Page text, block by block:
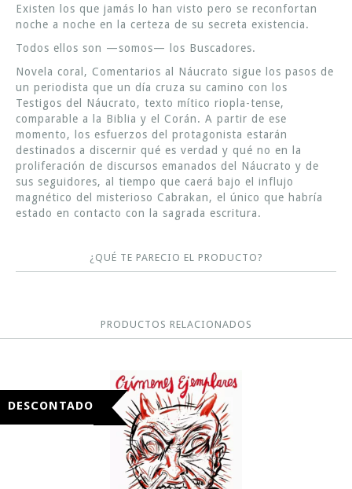
Existen los que jamás lo han visto pero se reconfortan
noche a noche en la certeza de su secreta existencia.
Todos ellos son —somos— los Buscadores.
Novela coral, Comentarios al Náucrato sigue los pasos de
un periodista que un día cruza su camino con los
Testigos del Náucrato, texto mítico riopla-tense,
comparable a la Biblia y el Corán. A partir de ese
momento, los esfuerzos del protagonista estarán
destinados a discernir qué es verdad y qué no en la
proliferación de discursos emanados del Náucrato y de
sus seguidores, al tiempo que caerá bajo el influjo
magnético del misterioso Cabrakan, el único que habría
estado en contacto con la sagrada escritura.
¿QUÉ TE PARECIO EL PRODUCTO?
PRODUCTOS RELACIONADOS
DESCONTADO